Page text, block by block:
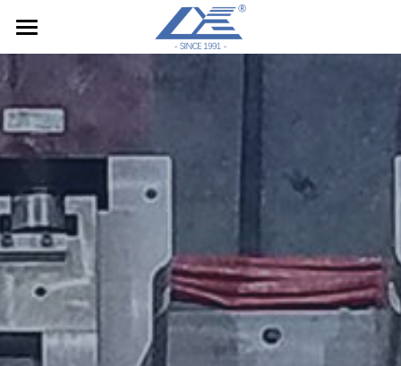
首页
公司概况
发展历史
生产团队
企业理念
技术中心
产品分类
合作伙伴
工厂参观
春晓一工厂
大碶二工厂
安徽三工厂
生产设施
简体中文
简体中文